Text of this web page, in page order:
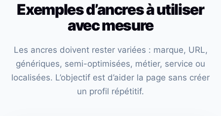
Exemples d’ancres à utiliser
avec mesure
Les ancres doivent rester variées : marque, URL,
génériques, semi-optimisées, métier, service ou
localisées. L’objectif est d’aider la page sans créer
un profil répétitif.